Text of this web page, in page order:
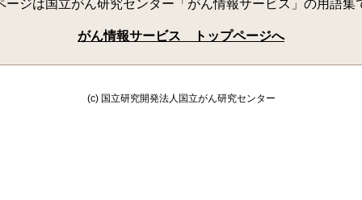
ージは国立がん研究センター 「がん情報サービス」の用語集
がん情報サービス トップページへ
(c) 国立研究開発法人国立がん研究センター